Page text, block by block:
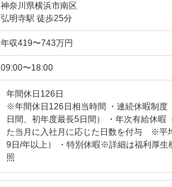
神奈川県横浜市南区
弘明寺駅 徒歩25分
年収419〜743万円
09:00〜18:00
年間休日126日
※年間休日126日相当時間 ・連続休暇制度
日間、初年度最長5日間） ・年次有給休暇
た当月に入社月に応じた日数を付与 ※平
9日/年以上） ・特別休暇※詳細は福利厚生
照